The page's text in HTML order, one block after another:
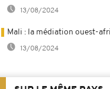
13/08/2024
Mali : la médiation ouest-
13/08/2024